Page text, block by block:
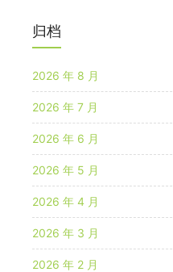
归档
2026 年 8 月
2026 年 7 月
2026 年 6 月
2026 年 5 月
2026 年 4 月
2026 年 3 月
2026 年 2 月